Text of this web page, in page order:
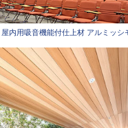
屋内用吸音機能付仕上材 アルミッシ